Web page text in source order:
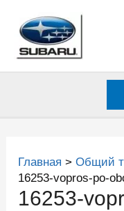
содержимому
Главная
Общий
16253-vopros-po-
16253-